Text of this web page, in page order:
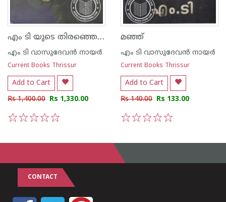
എം ടി യുടെ തിരഞ്ഞെടുത്ത കഥകള്‍
എം ടി വാസുദേവന്‍ നായര്‍
Current Books Thrissur
Add to Cart
Rs 1,400.00 Rs 1,330.00
മഞ്ഞ്
എം ടി വാസുദേവന്‍ നായര്‍
Current Books Thrissur
Add to Cart
Rs 140.00 Rs 133.00
CONTACT